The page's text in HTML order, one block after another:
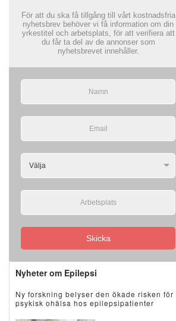
För att du ska få tillgång till vårt kostnadsfria
nyhetsbrev behöver vi få information om din
yrkestitel och arbetsplats, för att verifiera att
du får ta del av de annonser som
nyhetsbrevet innehåller.
Skicka
Nyheter om Epilepsi
Ny forskning belyser den ökade risken för
psykisk ohälsa hos epilepsipatienter